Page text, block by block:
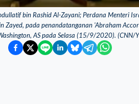
bin Rashid Al-Zayani; Perdana Menteri
pada penandatanganan 'Abraham
AS pada Selasa (15/9/2020). (CNN/